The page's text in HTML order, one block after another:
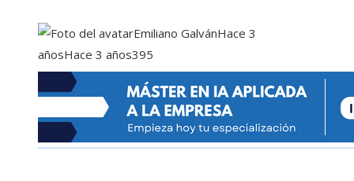
Emiliano GalvánHace 3
añosHace 3 años395